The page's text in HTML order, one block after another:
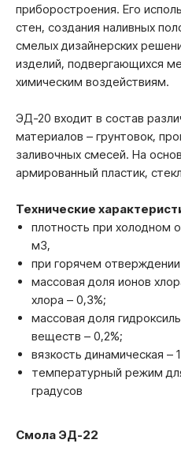
приборостроения. Его
стен, создания наливных
смелых дизайнерских
изделий, подвергающихся
химическим воздействиям.
ЭД-20 входит в состав
материалов – грунтовок,
заливочных смесей. На
армированный пластик,
Технические
плотность при холодном
м3,
при горячем отверждении
массовая доля ионов
хлора – 0,3%;
массовая доля
веществ – 0,2%;
вязкость динамическая –
температурный режим
градусов
Смола ЭД-22